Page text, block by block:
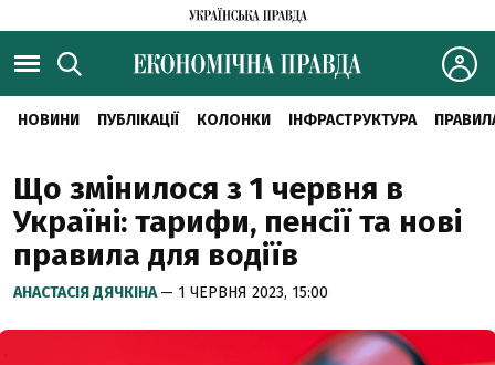
НОВИНИ ПУБЛІКАЦІЇ КОЛОНКИ ІНФРАСТРУКТУРА
Що змінилося з 1 червня в
Україні: тарифи, пенсії та нові
правила для водіїв
АНАСТАСІЯ ДЯЧКІНА— 1 ЧЕРВНЯ 2023, 15:00